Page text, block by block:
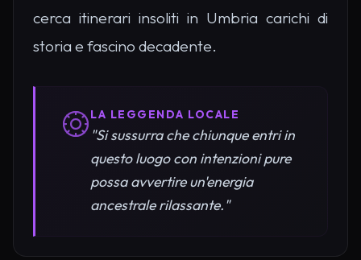
cerca itinerari insoliti in Umbria carichi di
storia e fascino decadente.
LA LEGGENDA LOCALE
"Si sussurra che chiunque entri in
questo luogo con intenzioni pure
possa avvertire un'energia
ancestrale rilassante."